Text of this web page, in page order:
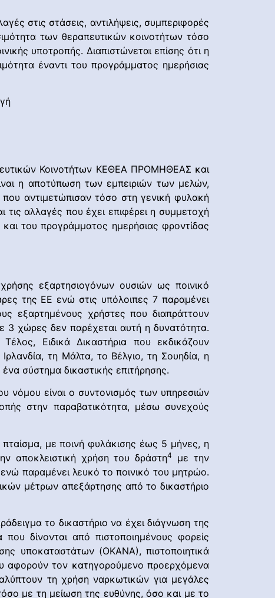
στις στάσεις, αντιλήψεις, συμπεριφορές
των θεραπευτικών κοινοτήτων τόσο
υποτροπής. Διαπιστώνεται επίσης ότι η
έναντι του προγράμματος ημερήσιας
Κοινοτήτων ΚΕΘΕΑ ΠΡΟΜΗΘΕΑΣ και
η αποτύπωση των εμπειριών των μελών,
αντιμετώπισαν τόσο στη γενική φυλακή
αλλαγές που έχει επιφέρει η συμμετοχή
του προγράμματος ημερήσιας φροντίδας
εξαρτησιογόνων ουσιών ως ποινικό
της ΕΕ ενώ στις υπόλοιπες 7 παραμένει
εξαρτημένους χρήστες που διαπράττουν
3 χώρες δεν παρέχεται αυτή η δυνατότητα.
Ειδικά Δικαστήρια που εκδικάζουν
τη Μάλτα, το Βέλγιο, τη Σουηδία, η
ένα σύστημα δικαστικής επιτήρησης.
νόμου είναι ο συντονισμός των υπηρεσιών
στην παραβατικότητα, μέσω συνεχούς
με ποινή φυλάκισης έως 5 μήνες, η
αποκλειστική χρήση του δράστη4
με την
παραμένει λευκό το ποινικό του μητρώο.
μέτρων απεξάρτησης από το δικαστήριο
το δικαστήριο να έχει διάγνωση της
δίνονται από πιστοποιημένους φορείς
υποκαταστάτων (ΟΚΑΝΑ), πιστοποιητικά
αφορούν τον κατηγορούμενο προερχόμενα
τη χρήση ναρκωτικών για μεγάλες
με τη μείωση της ευθύνης, όσο και με το